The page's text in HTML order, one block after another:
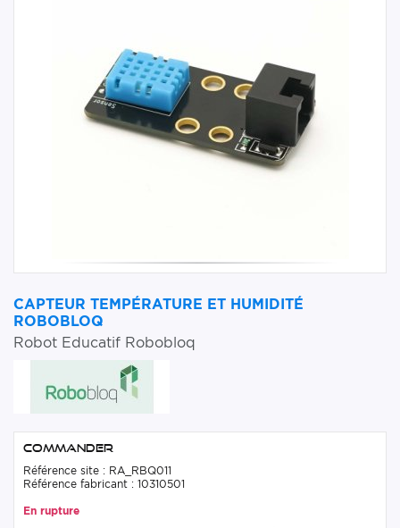
CAPTEUR TEMPÉRATURE ET HUMIDITÉ
ROBOBLOQ
Robot Educatif Robobloq
Commander
Référence site : RA_RBQ011
Référence fabricant : 10310501
En rupture